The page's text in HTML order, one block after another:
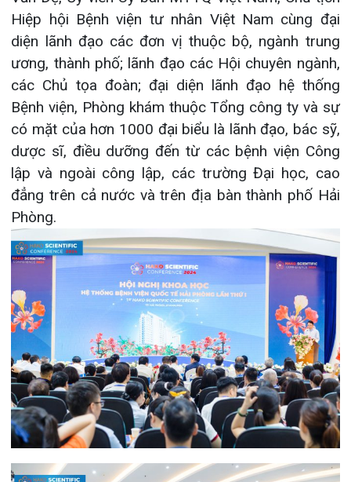
Khoa
Khoa
Khoa
Khoa
Khoa
Khoa
dược sĩ, điều dưỡng đến từ các bệnh viện Công
lập và ngoài công lập, các trường Đại học, cao
đẳng trên cả nước và trên địa bàn thành phố Hải
Phòng.
Hội nghị khoa học hệ thống Bệnh viện Quốc tế